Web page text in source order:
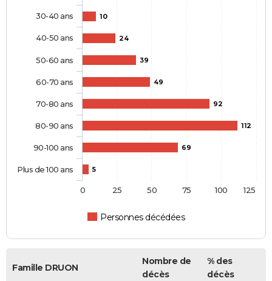
10
24
39
49
92
112
69
5
Personnes décédées
30-40 ans
40-50 ans
50-60 ans
60-70 ans
70-80 ans
80-90 ans
90-100 ans
Plus de 100 ans
0 100
25 50 75 125
Famille DRUON
Nombre de
décès
% des
décès